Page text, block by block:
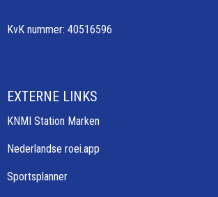
KvK nummer: 40516596
EXTERNE LINKS
KNMI Station Marken
Nederlandse roei.app
Sportsplanner